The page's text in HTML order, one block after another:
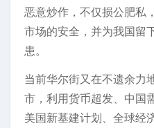
恶意炒作，不仅损公肥私
市场的安全，并为我国留
患。
当前华尔街又在不遗余力
市，利用货币超发、中国
美国新基建计划、全球经